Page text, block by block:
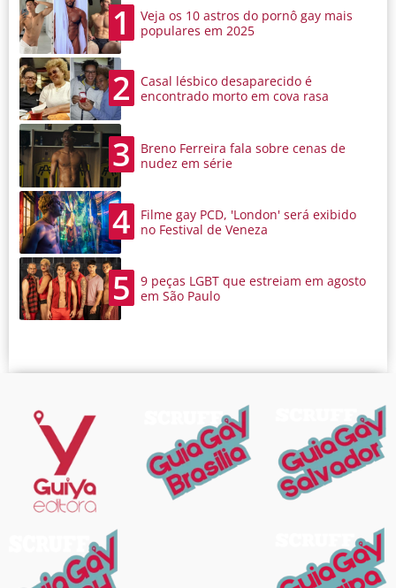
1
Veja os 10 astros do pornô gay mais
populares em 2025
2
Casal lésbico desaparecido é
encontrado morto em cova rasa
3
Breno Ferreira fala sobre cenas de
nudez em série
4
Filme gay PCD, 'London' será exibido
no Festival de Veneza
5
9 peças LGBT que estreiam em agosto
em São Paulo